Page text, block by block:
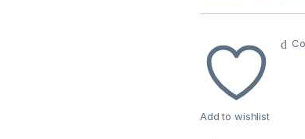
Add to wishlist